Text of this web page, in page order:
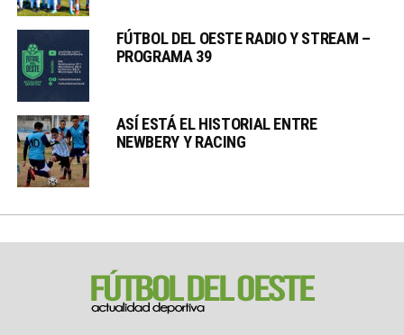
FÚTBOL DEL OESTE RADIO Y STREAM –
PROGRAMA 39
ASÍ ESTÁ EL HISTORIAL ENTRE
NEWBERY Y RACING